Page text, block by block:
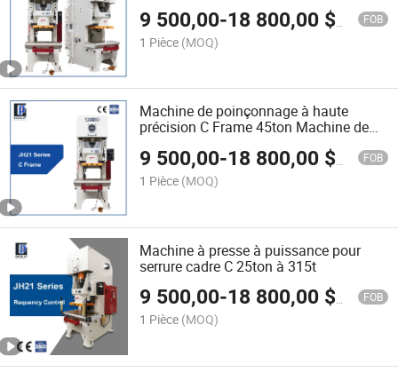
9 500,00-18 800,00 $US FOB
1 Pièce (MOQ)
Machine de poinçonnage à haute
précision C Frame 45ton Machine de
9 500,00-18 800,00 $US FOB
1 Pièce (MOQ)
Machine à presse à puissance pour
serrure cadre C 25ton à 315t
9 500,00-18 800,00 $US FOB
1 Pièce (MOQ)